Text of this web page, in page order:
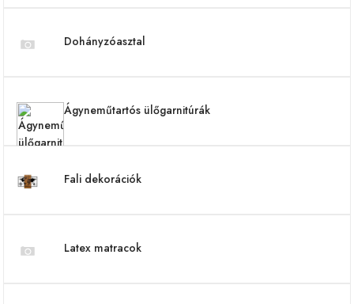
Dohányzóasztal
Ágyneműtartós ülőgarnitúrák
Fali dekorációk
Latex matracok